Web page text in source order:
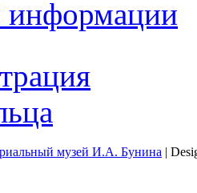
музей И.А. Бунина |